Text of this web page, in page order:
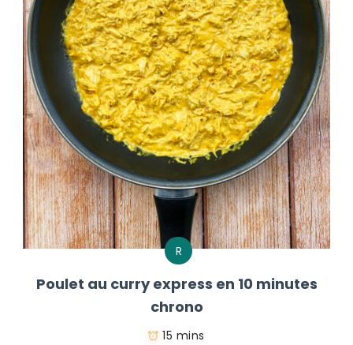
R
Poulet au curry express en 10 minutes
chrono
15 mins